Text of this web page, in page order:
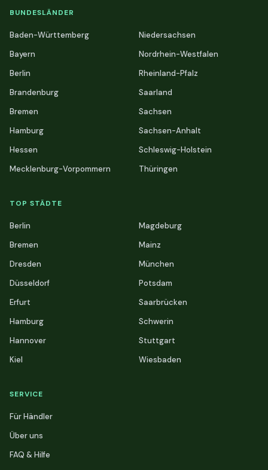
BUNDESLÄNDER
Baden-Württemberg
Bayern
Berlin
Brandenburg
Bremen
Hamburg
Hessen
Mecklenburg-Vorpommern
Niedersachsen
Nordrhein-Westfalen
Rheinland-Pfalz
Saarland
Sachsen
Sachsen-Anhalt
Schleswig-Holstein
Thüringen
TOP STÄDTE
Berlin
Bremen
Dresden
Düsseldorf
Erfurt
Hamburg
Hannover
Kiel
Magdeburg
Mainz
München
Potsdam
Saarbrücken
Schwerin
Stuttgart
Wiesbaden
SERVICE
Für Händler
Über uns
FAQ & Hilfe